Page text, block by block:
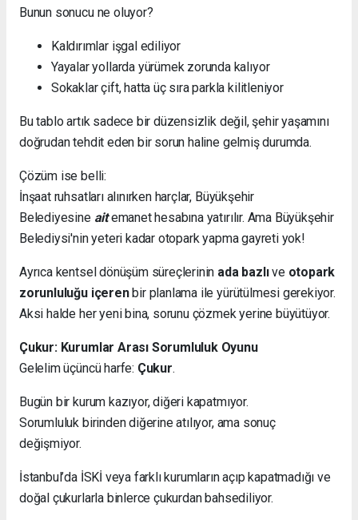
Bunun sonucu ne oluyor?
Kaldırımlar işgal ediliyor
Yayalar yollarda yürümek zorunda kalıyor
Sokaklar çift, hatta üç sıra parkla kilitleniyor
Bu tablo artık sadece bir düzensizlik değil, şehir yaşamını
doğrudan tehdit eden bir sorun haline gelmiş durumda.
Çözüm ise belli:
İnşaat ruhsatları alınırken harçlar, Büyükşehir
Belediyesine aitemanet hesabına yatırılır. Ama Büyükşehir
Belediysi'nin yeteri kadar otopark yapma gayreti yok!
Ayrıca kentsel dönüşüm süreçlerinin ada bazlıve otopark
zorunluluğu içerenbir planlama ile yürütülmesi gerekiyor.
Aksi halde her yeni bina, sorunu çözmek yerine büyütüyor.
Çukur: Kurumlar Arası Sorumluluk Oyunu
Gelelim üçüncü harfe: Çukur.
Bugün bir kurum kazıyor, diğeri kapatmıyor.
Sorumluluk birinden diğerine atılıyor, ama sonuç
değişmiyor.
İstanbul’da İSKİ veya farklı kurumların açıp kapatmadığı ve
doğal çukurlarla binlerce çukurdan bahsediliyor.